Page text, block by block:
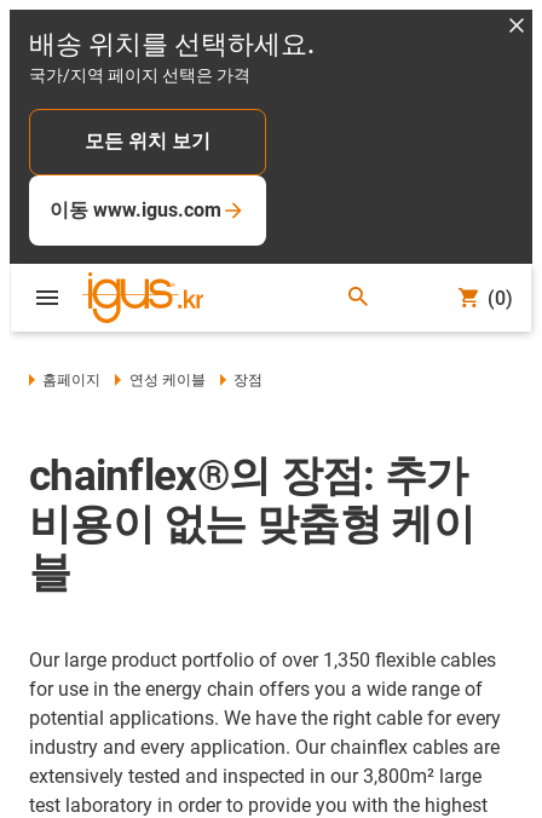
배송 위치를 선택하세요.
국가/지역 페이지 선택은 가격
모든 위치 보기
이동 www.igus.com
(0)
홈페이지 연성 케이블 장점
chainflex®의 장점: 추가
비용이 없는 맞춤형 케이
블
Our large product portfolio of over 1,350 flexible cables
for use in the energy chain offers you a wide range of
potential applications. We have the right cable for every
industry and every application. Our chainflex cables are
extensively tested and inspected in our 3,800m² large
test laboratory in order to provide you with the highest